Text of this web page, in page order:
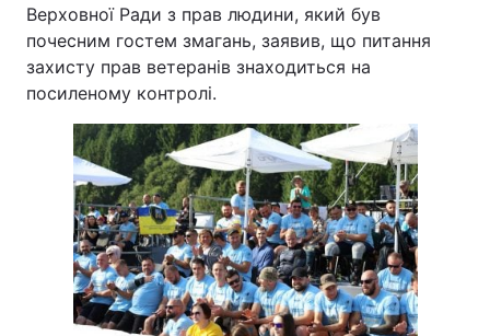
Верховної Ради з прав людини, який був
почесним гостем змагань, заявив, що питання
захисту прав ветеранів знаходиться на
посиленому контролі.